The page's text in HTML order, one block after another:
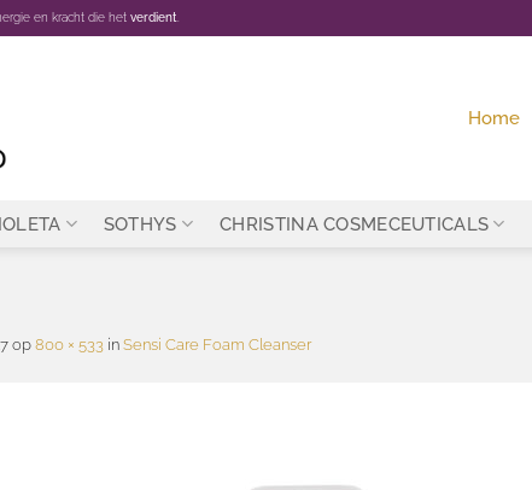
en kracht die het verdient
Home
SOTHYS CHRISTINA COSMECEUTICALS
op800 × 533 inSensi Care Foam Cleanser